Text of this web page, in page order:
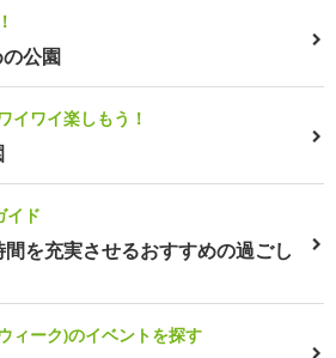
公園
イワイ楽しもう！
イド
を充実させるおすすめの過ごし
ィーク)のイベントを探す